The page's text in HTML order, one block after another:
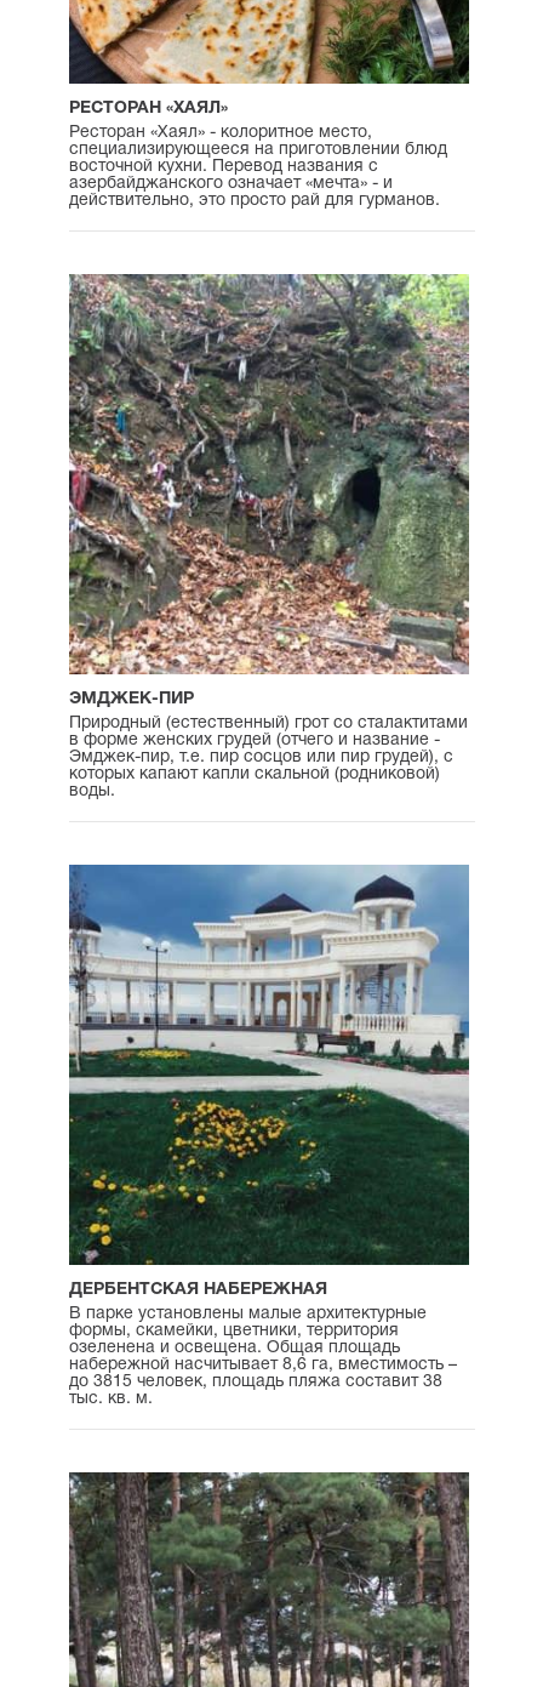
РЕСТОРАН «ХАЯЛ»
Ресторан «Хаял» - колоритное место,
специализирующееся на приготовлении блюд
восточной кухни. Перевод названия с
азербайджанского означает «мечта» - и
действительно, это просто рай для гурманов.
ЭМДЖЕК-ПИР
Природный (естественный) грот со сталактитами
в форме женских грудей (отчего и название -
Эмджек-пир, т.е. пир сосцов или пир грудей), с
которых капают капли скальной (родниковой)
воды.
ДЕРБЕНТСКАЯ НАБЕРЕЖНАЯ
В парке установлены малые архитектурные
формы, скамейки, цветники, территория
озеленена и освещена. Общая площадь
набережной насчитывает 8,6 га, вместимость –
до 3815 человек, площадь пляжа составит 38
тыс. кв. м.